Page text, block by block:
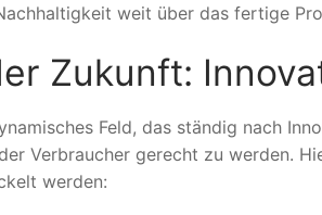
weit über das fertige
Zukunft:
Feld, das ständig nach
Verbraucher gerecht zu werden.
werden: